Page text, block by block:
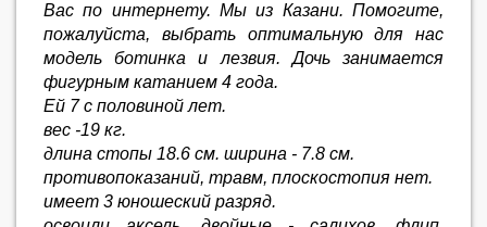
Вас по интернету. Мы из Казани. Помогите,
пожалуйста, выбрать оптимальную для нас
модель ботинка и лезвия. Дочь занимается
фигурным катанием 4 года.
Ей 7 с половиной лет.
вес -19 кг.
длина стопы 18.6 см. ширина - 7.8 см.
противопоказаний, травм, плоскостопия нет.
имеет 3 юношеский разряд.